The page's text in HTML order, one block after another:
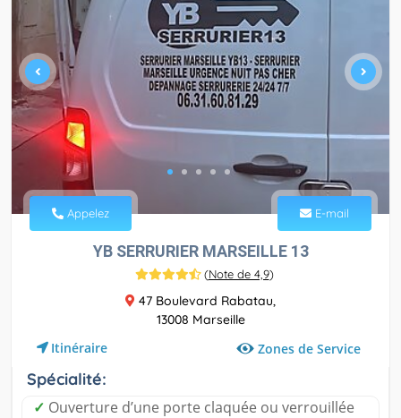
Appelez E-mail
YB SERRURIER MARSEILLE 13
(Note de 4,9)
47 Boulevard Rabatau,
13008 Marseille
Itinéraire Zones de Service
Spécialité:
✓ Ouverture d’une porte claquée ou verrouillée